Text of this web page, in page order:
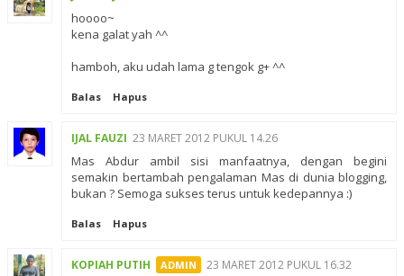
hoooo~
kena galat yah ^^
hamboh, aku udah lama g tengok g+ ^^
Balas Hapus
IJAL FAUZI 23 MARET 2012 PUKUL 14.26
Mas Abdur ambil sisi manfaatnya, dengan begini
semakin bertambah pengalaman Mas di dunia blogging,
bukan ? Semoga sukses terus untuk kedepannya :)
Balas Hapus
KOPIAH PUTIH 23 MARET 2012 PUKUL 16.32